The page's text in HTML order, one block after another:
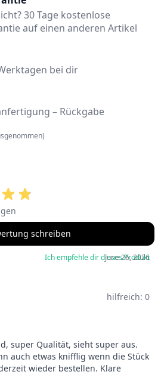
30 Tage kostenlose
auf einen anderen Artikel
bei dir
– Rückgabe
schreiben
June 26, 2026
Ich empfehle dir dieses Produkt
hilfreich: 0
super Qualität, sieht super aus.
auch etwas knifflig wenn die Stück
wieder bestellen. Klare